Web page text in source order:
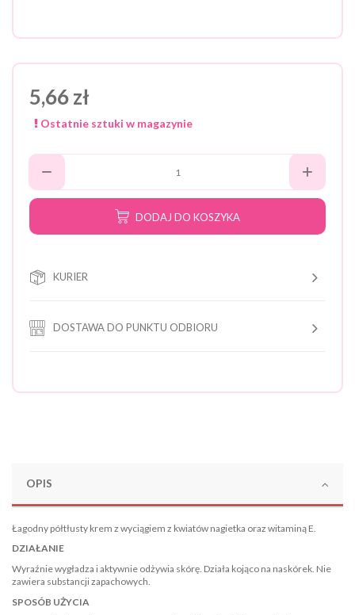
5,66 zł
Ostatnie sztuki w magazynie
DODAJ DO KOSZYKA
KURIER
DOSTAWA DO PUNKTU ODBIORU
OPIS
Łagodny półtłusty krem z wyciągiem z kwiatów nagietka oraz witaminą E.
DZIAŁANIE
Wyraźnie wygładza i aktywnie odżywia skórę. Działa kojąco na naskórek. Nie
zawiera substancji zapachowych.
SPOSÓB UŻYCIA